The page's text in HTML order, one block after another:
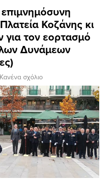
Κοζάνης κι
τον εορτασμό
Δυνάμεων
Κανένα σχόλιο